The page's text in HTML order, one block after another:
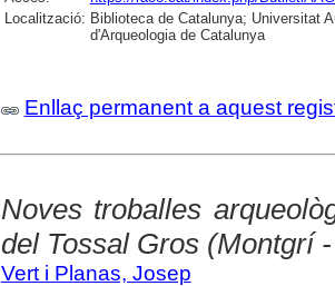
Localització: Biblioteca de Catalunya; Universitat
d'Arqueologia de Catalunya
Enllaç permanent a aquest
Noves troballes
del Tossal Gros (Montgrí
Vert i Planas, Josep